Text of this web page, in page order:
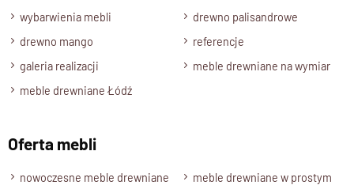
wybarwienia mebli
drewno palisandrowe
drewno mango
referencje
galeria realizacji
meble drewniane na wymiar
meble drewniane Łódź
Oferta mebli
nowoczesne meble drewniane
meble drewniane w prostym